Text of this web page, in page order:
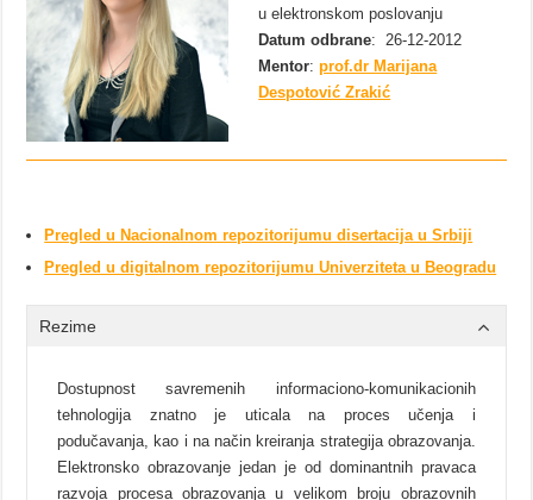
u elektronskom poslovanju
Datum odbrane: 26-12-2012
Mentor:prof.dr Marijana
Despotović Zrakić
Pregled u Nacionalnom repozitorijumu disertacija u Srbiji
Pregled u digitalnom repozitorijumu Univerziteta u Beogradu
Rezime
Dostupnost savremenih informaciono-komunikacionih
tehnologija znatno je uticala na proces učenja i
podučavanja, kao i na način kreiranja strategija obrazovanja.
Elektronsko obrazovanje jedan je od dominantnih pravaca
razvoja procesa obrazovanja u velikom broju obrazovnih